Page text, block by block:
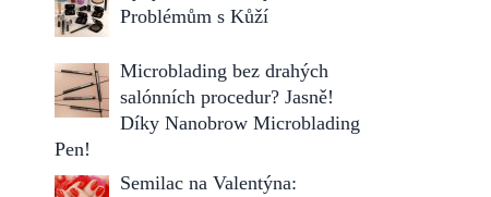
Problémům s Kůží
Microblading bez drahých
salónních procedur? Jasně!
Díky Nanobrow Microblading
Pen!
Semilac na Valentýna: